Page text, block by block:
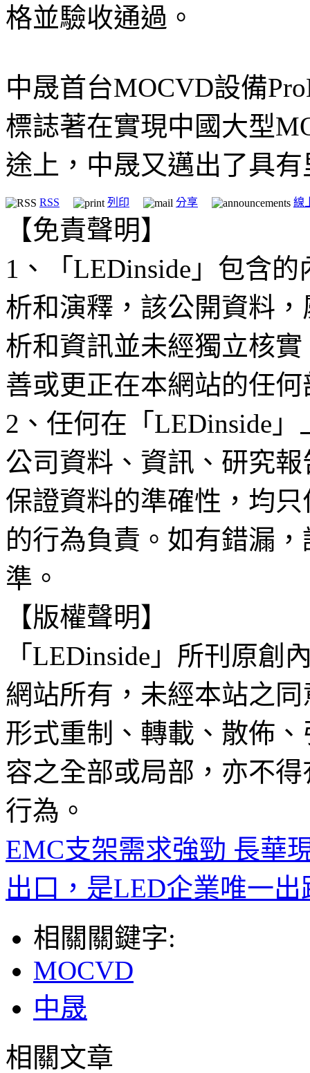
格並驗收通過。
中晟首台MOCVD設備
標誌著在實現中國大型
途上，中晟又邁出了具
RSS 列印 分享 線
【免責聲明】
1、「LEDinside」包含
析和演釋，該公開資料
析和資訊並未經獨立核
善或更正在本網站的任
2、任何在「LEDinside
公司資料、資訊、研究
保證資料的準確性，均
的行為負責。如有錯漏
準。
【版權聲明】
「LEDinside」所刊原創
網站所有，未經本站之
形式重制、轉載、散佈
容之全部或局部，亦不
行為。
EMC支架需求強勁 長華
出口，是LED企業唯一出
相關關鍵字:
MOCVD
中晟
相關文章